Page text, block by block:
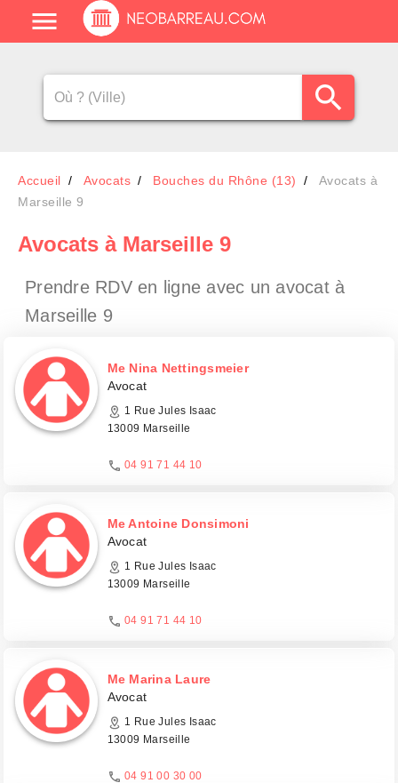
Accueil Avocats Bouches du Rhône (13)
Avocats à
Marseille 9
Avocats à Marseille 9
Prendre RDV en ligne avec un avocat à
Marseille 9
Me Nina Nettingsmeier
Avocat
1 Rue Jules Isaac
13009 Marseille
04 91 71 44 10
Me Antoine Donsimoni
Avocat
1 Rue Jules Isaac
13009 Marseille
04 91 71 44 10
Me Marina Laure
Avocat
1 Rue Jules Isaac
13009 Marseille
04 91 00 30 00